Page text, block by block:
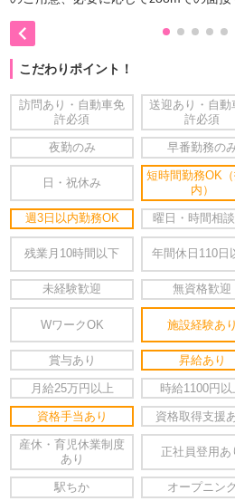

こだわりポイント！
訪問あり・自動車免
許必須
送迎あり・自動
許必須
夜勤のみ 早番勤務の
日・祝休み
短時間勤務OK
内）
週3日以内勤務OK 曜日・時間相
残業月10時間以下 年間休日110日
未経験歓迎 無資格歓迎
WワークOK 施設経験あり
賞与あり 昇給あり
月給25万円以上 時給1100円以
資格手当あり 資格取得支援
産休・育児休業制度
あり
正社員登用あ
駅ちか オープニン